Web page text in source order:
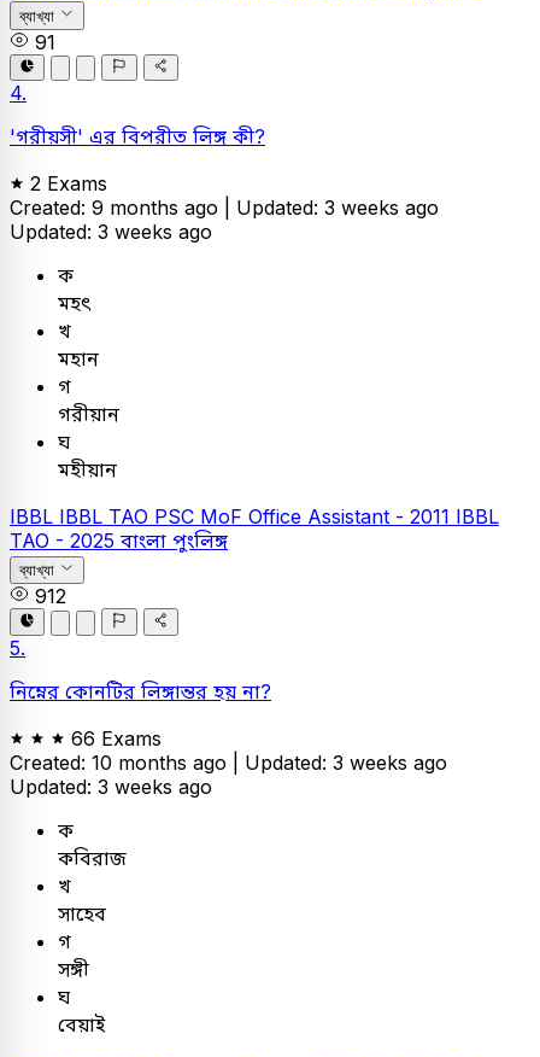
ব্যাখ্যা
91
4.
'গরীয়সী' এর বিপরীত লিঙ্গ কী?
2 Exams
Created: 9 months ago | Updated: 3 weeks ago
Updated: 3 weeks ago
ক
মহৎ
খ
মহান
গ
গরীয়ান
ঘ
মহীয়ান
IBBL IBBL TAO PSC MoF Office Assistant - 2011 IBBL
TAO - 2025 বাংলা পুংলিঙ্গ
ব্যাখ্যা
912
5.
নিম্নের কোনটির লিঙ্গান্তর হয় না?
66 Exams
Created: 10 months ago | Updated: 3 weeks ago
Updated: 3 weeks ago
ক
কবিরাজ
খ
সাহেব
গ
সঙ্গী
ঘ
বেয়াই